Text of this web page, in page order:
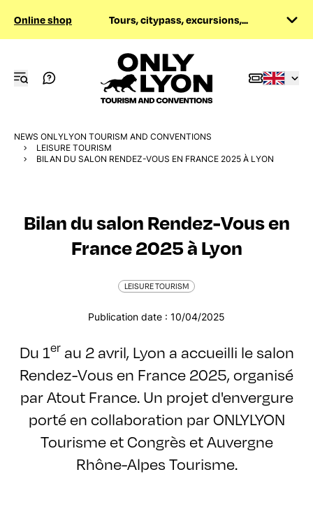
Online shop Tours, citypass, excursions,...
NEWS ONLYLYON TOURISM AND CONVENTIONS
LEISURE TOURISM
BILAN DU SALON RENDEZ-VOUS EN FRANCE 2025 À LYON
Bilan du salon Rendez-Vous en
France 2025 à Lyon
LEISURE TOURISM
Publication date : 10/04/2025
Du 1erau 2 avril, Lyon a accueilli le salon
Rendez-Vous en France 2025, organisé
par Atout France. Un projet d'envergure
porté en collaboration par ONLYLYON
Tourisme et Congrès et Auvergne
Rhône-Alpes Tourisme.